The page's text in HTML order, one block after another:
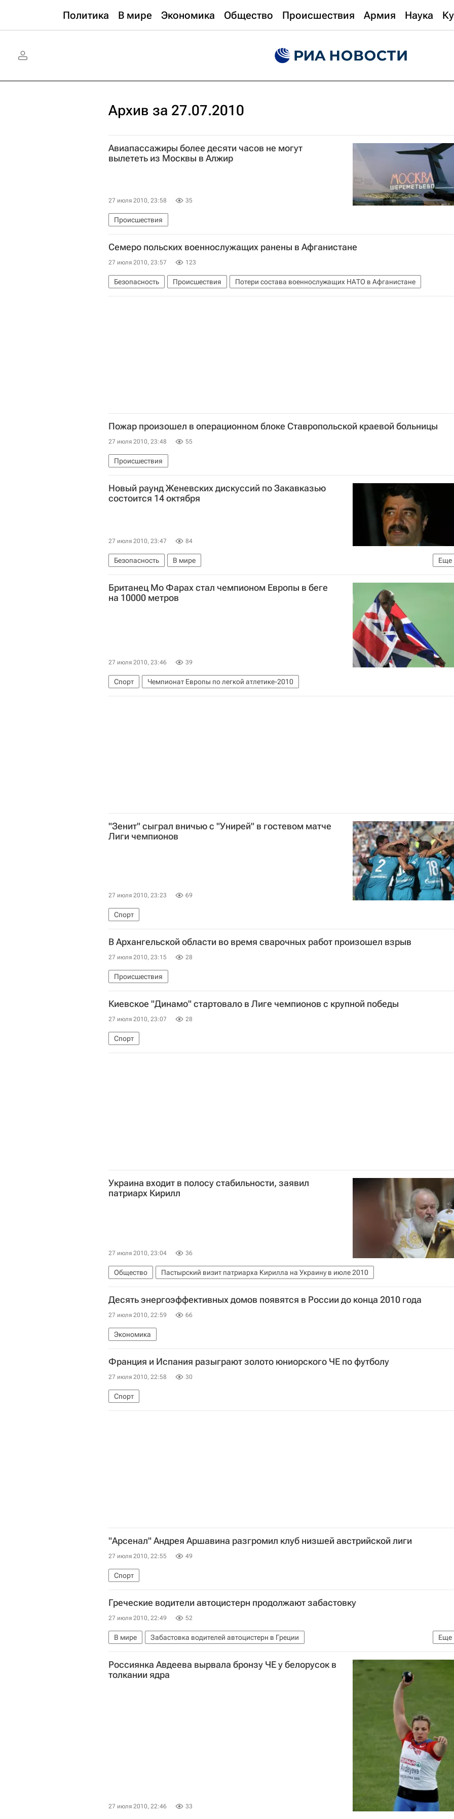
Политика В мире Экономика Общество Происшествия Армия Наука
Архив за 27.07.2010
Авиапассажиры более десяти часов не могут
вылететь из Москвы в Алжир
27 июля 2010, 23:58 35
Происшествия
Семеро польских военнослужащих ранены в Афганистане
27 июля 2010, 23:57 123
Безопасность Происшествия Потери состава военнослужащих НАТО в Афганистане
Пожар произошел в операционном блоке Ставропольской краевой больницы
27 июля 2010, 23:48 55
Происшествия
Новый раунд Женевских дискуссий по Закавказью
состоится 14 октября
27 июля 2010, 23:47 84
Еще
Безопасность
В мире
Женевские дискуссии по безопасности в Закавказье в октябре 2010
Британец Мо Фарах стал чемпионом Европы в беге
на 10000 метров
27 июля 2010, 23:46 39
Спорт Чемпионат Европы по легкой атлетике-2010
"Зенит" сыграл вничью с "Унирей" в гостевом матче
Лиги чемпионов
27 июля 2010, 23:23 69
Спорт
В Архангельской области во время сварочных работ произошел взрыв
27 июля 2010, 23:15 28
Происшествия
Киевское "Динамо" стартовало в Лиге чемпионов с крупной победы
27 июля 2010, 23:07 28
Спорт
Украина входит в полосу стабильности, заявил
патриарх Кирилл
27 июля 2010, 23:04 36
Общество Пастырский визит патриарха Кирилла на Украину в июле 2010
Десять энергоэффективных домов появятся в России до конца 2010 года
27 июля 2010, 22:59 66
Экономика
Франция и Испания разыграют золото юниорского ЧЕ по футболу
27 июля 2010, 22:58 30
Спорт
"Арсенал" Андрея Аршавина разгромил клуб низшей австрийской лиги
27 июля 2010, 22:55 49
Спорт
Греческие водители автоцистерн продолжают забастовку
27 июля 2010, 22:49 52
Еще
В мире
Забастовка водителей автоцистерн в Греции
Массовые забастовки и демонстрации в Греции
Россиянка Авдеева вырвала бронзу ЧЕ у белорусок в
толкании ядра
27 июля 2010, 22:46 33